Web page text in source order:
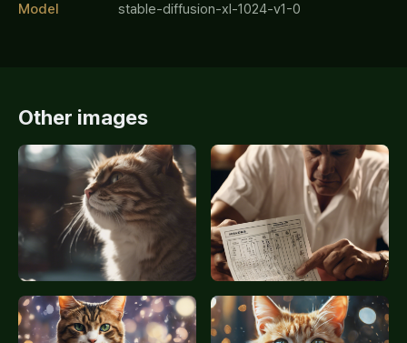
Model stable-diffusion-xl-1024-v1-0
Other images